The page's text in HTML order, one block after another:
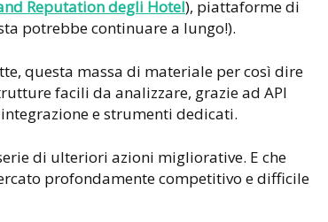
Reputation degli Hotel), piattaforme di
potrebbe continuare a lungo!).
questa massa di materiale per così dire
facili da analizzare, grazie ad API
e strumenti dedicati.
di ulteriori azioni migliorative. E che
profondamente competitivo e difficile